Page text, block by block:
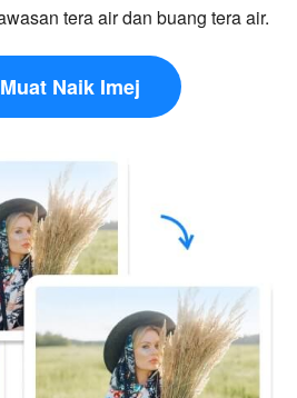
tera air dan buang tera air.
Muat Naik Imej